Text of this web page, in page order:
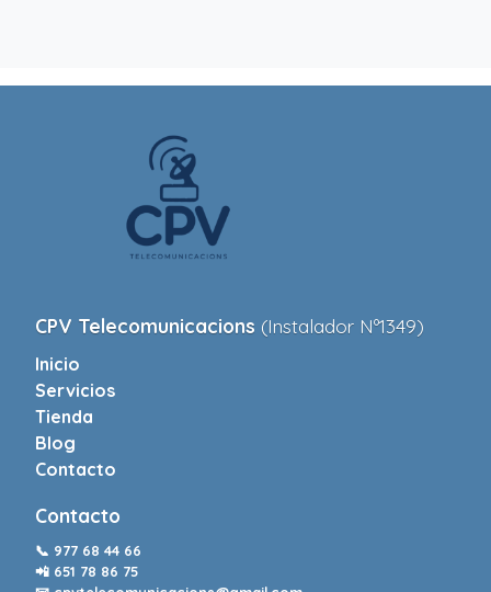
CPV Telecomunicacions (Instalador Nº1349)
Inicio
Servicios
Tienda
Blog
Contacto
Contacto
📞 977 68 44 66
📲 651 78 86 75